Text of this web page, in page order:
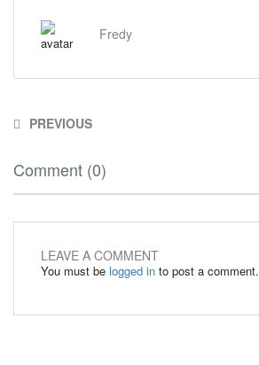
Fredy
PREVIOUS
Comment (0)
LEAVE A COMMENT
You must be logged in to post a comment.